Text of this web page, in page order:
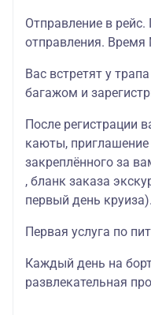
Отправление в
отправления. Время
Вас встретят у
багажом и
После регистрации
каюты,
закреплённого за
, бланк заказа
первый день круиза).
Первая услуга по
Каждый день на
развлекательная